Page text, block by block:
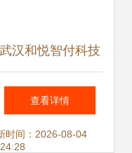
武汉和悦智付科技
有限责任公司 信息
技术咨询服务的行
查看详情
时间：2026-08-04